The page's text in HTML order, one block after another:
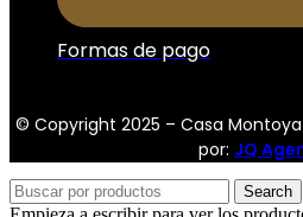
Formas de pago
© Copyright 2025 – Casa
por: JQ
Search